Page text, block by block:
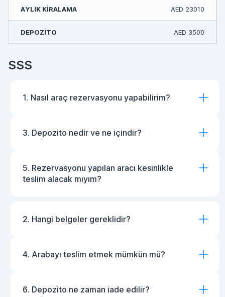
AED 23010
AED 3500
SSS
1. Nasıl araç rezervasyonu yapabilirim?
3. Depozito nedir ve ne içindir?
5. Rezervasyonu yapılan aracı kesinlikle
teslim alacak mıyım?
2. Hangi belgeler gereklidir?
4. Arabayı teslim etmek mümkün mü?
6. Depozito ne zaman iade edilir?